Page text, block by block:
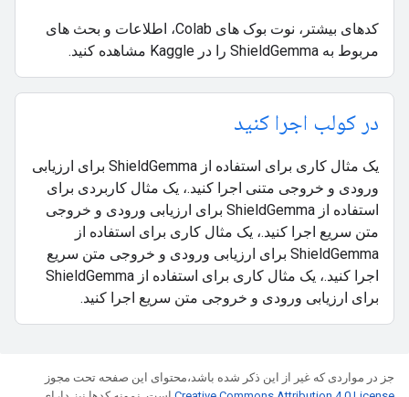
کدهای بیشتر، نوت بوک های Colab، اطلاعات و بحث های
مربوط به ShieldGemma را در Kaggle مشاهده کنید.
در کولب اجرا کنید
یک مثال کاری برای استفاده از ShieldGemma برای ارزیابی
ورودی و خروجی متنی اجرا کنید.، یک مثال کاربردی برای
استفاده از ShieldGemma برای ارزیابی ورودی و خروجی
متن سریع اجرا کنید.، یک مثال کاری برای استفاده از
ShieldGemma برای ارزیابی ورودی و خروجی متن سریع
اجرا کنید.، یک مثال کاری برای استفاده از ShieldGemma
برای ارزیابی ورودی و خروجی متن سریع اجرا کنید.
جز در مواردی که غیر از این ذکر شده باشد،‌محتوای این صفحه تحت مجوز